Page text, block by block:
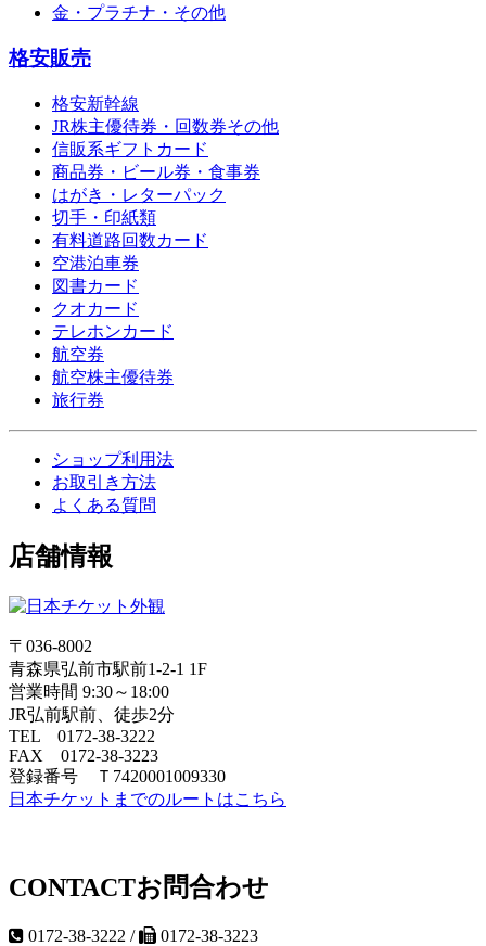
金・プラチナ・その他
格安販売
格安新幹線
JR株主優待券・回数券その他
信販系ギフトカード
商品券・ビール券・食事券
はがき・レターパック
切手・印紙類
有料道路回数カード
空港泊車券
図書カード
クオカード
テレホンカード
航空券
航空株主優待券
旅行券
ショップ利用法
お取引き方法
よくある質問
店舗情報
〒036-8002
青森県弘前市駅前1-2-1 1F
営業時間 9:30～18:00
JR弘前駅前、徒歩2分
TEL 0172-38-3222
FAX 0172-38-3223
登録番号 Ｔ7420001009330
日本チケットまでのルートはこちら
CONTACTお問合わせ
0172-38-3222 / 0172-38-3223